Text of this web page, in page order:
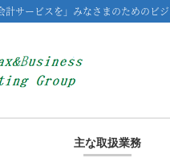
計サービスを」みなさまのためのビ
主な取扱業務